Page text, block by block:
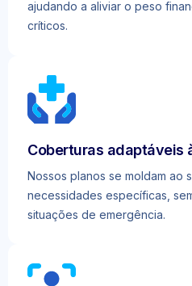
ajudando a aliviar o peso
críticos.
Coberturas adaptáveis
Nossos planos se moldam ao
necessidades específicas,
situações de emergência.